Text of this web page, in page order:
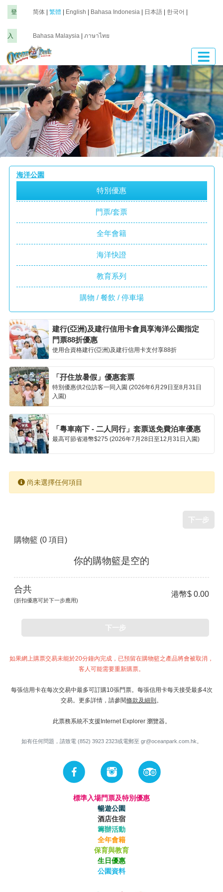
登
入
简体 繁體 English Bahasa Indonesia 日本語 한국어
Bahasa Malaysia ภาษาไทย
海洋公園
特別優惠
門票/套票
全年會籍
海洋快證
教育系列
購物 / 餐飲 / 停車場
建行(亞洲)及建行信用卡會員享海洋公園指定
門票88折優惠
使用合資格建行(亞洲)及建行信用卡支付享88折
「孖住放暑假」優惠套票
特別優惠供2位訪客一同入園 (2026年6月29日至8月31日
入園)
「粵車南下 - 二人同行」套票送免費泊車優惠
最高可節省港幣$275 (2026年7月28日至12月31日入園)
尚未選擇任何項目
下一步
購物籃 (0 項目)
你的購物籃是空的
合共
(折扣優惠可於下一步應用)
港幣$ 0.00
下一步
如果網上購票交易未能於20分鐘內完成，已預留在購物籃之產品將會被取消，
客人可能需要重新購票。
每張信用卡在每次交易中最多可訂購10張門票。每張信用卡每天接受最多4次
交易。更多詳情，請參閱條款及細則 。
此票務系統不支援Internet Explorer 瀏覽器。
如有任何問題，請致電 (852) 3923 2323或電郵至 gr@oceanpark.com.hk
標準入場門票及特別優惠
暢遊公園
酒店住宿
籌辦活動
全年會籍
保育與教育
生日優惠
公園資料